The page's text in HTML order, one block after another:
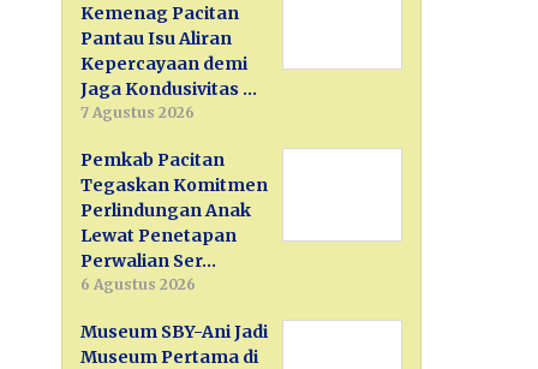
Kemenag Pacitan
Pantau Isu Aliran
Kepercayaan demi
Jaga Kondusivitas …
7 Agustus 2026
Pemkab Pacitan
Tegaskan Komitmen
Perlindungan Anak
Lewat Penetapan
Perwalian Ser…
6 Agustus 2026
Museum SBY-Ani Jadi
Museum Pertama di